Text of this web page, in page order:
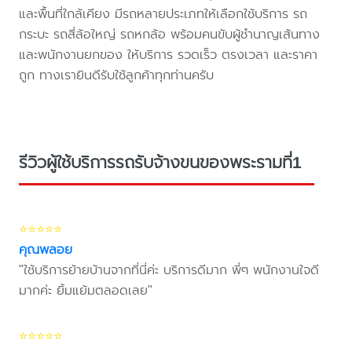
และพื้นที่ใกล้เคียง มีรถหลายประเภทให้เลือกใช้บริการ รถ
กระบะ รถสี่ล้อใหญ่ รถหกล้อ พร้อมคนขับผู้ชำนาญเส้นทาง
และพนักงานยกของ ให้บริการ รวดเร็ว ตรงเวลา และราคา
ถูก ทางเรายินดีรับใช้ลูกค้าทุกท่านครับ
รีวิวผู้ใช้บริการรถรับจ้างขนของพระรามที่1
⭐⭐⭐⭐⭐
คุณพลอย
"ใช้บริการย้ายบ้านจากที่นี่ค่ะ บริการดีมาก พี่ๆ พนักงานใจดี
มากค่ะ ยิ้มแย้มตลอดเลย"
⭐⭐⭐⭐⭐